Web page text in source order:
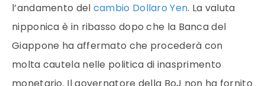
l’andamento del cambio Dollaro Yen. La valuta
nipponica è in ribasso dopo che la Banca del
Giappone ha affermato che procederà con
molta cautela nelle politica di inasprimento
monetario. Il governatore della BoJ non ha fornito